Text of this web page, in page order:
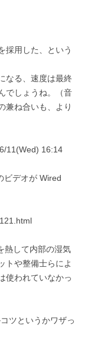
採用した、という
なる、速度は最終
でしょうね。（音
兼ね合いも、より
11(Wed) 16:14
ビデオが Wired
熱して内部の湿気
トや整備士らによ
使われていなかっ
ツというかワザっ